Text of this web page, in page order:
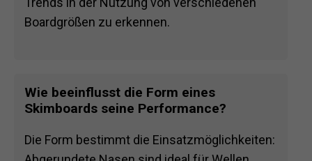
Boardgrößen zu erkennen.
Wie beeinflusst die Form eines
Skimboards seine Performance?
Die Form bestimmt die Einsatzmöglichkeiten: